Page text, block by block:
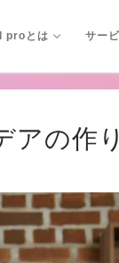
proとは サー
アの作